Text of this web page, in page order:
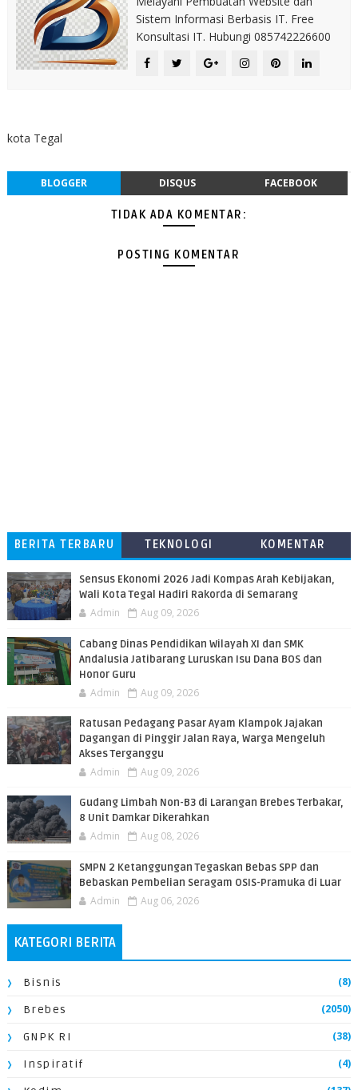
Sistem Informasi Berbasis IT. Free
Konsultasi IT. Hubungi 085742226600
kota Tegal
BLOGGER DISQUS FACEBOOK
TIDAK ADA KOMENTAR:
POSTING KOMENTAR
BERITA TERBARU TEKNOLOGI
KOMENTAR
Sensus Ekonomi 2026 Jadi Kompas Arah Kebijakan,
Wali Kota Tegal Hadiri Rakorda di Semarang
Admin Aug 09, 2026
Cabang Dinas Pendidikan Wilayah XI dan SMK
Andalusia Jatibarang Luruskan Isu Dana BOS dan
Honor Guru
Admin Aug 09, 2026
​Ratusan Pedagang Pasar Ayam Klampok Jajakan
Dagangan di Pinggir Jalan Raya, Warga Mengeluh
Akses Terganggu
Admin Aug 09, 2026
​Gudang Limbah Non-B3 di Larangan Brebes Terbakar,
8 Unit Damkar Dikerahkan
Admin Aug 08, 2026
SMPN 2 Ketanggungan Tegaskan Bebas SPP dan
Bebaskan Pembelian Seragam OSIS-Pramuka di Luar
Admin Aug 06, 2026
KATEGORI BERITA
Bisnis (8)
Brebes (2050)
GNPK RI (38)
Inspiratif (4)